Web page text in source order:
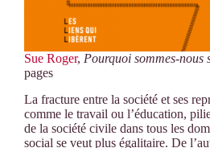
Sue Roger, Pourquoi sommes-nous
pages
La fracture entre la société et ses
comme le travail ou l’éducation,
de la société civile dans tous les
social se veut plus égalitaire. De